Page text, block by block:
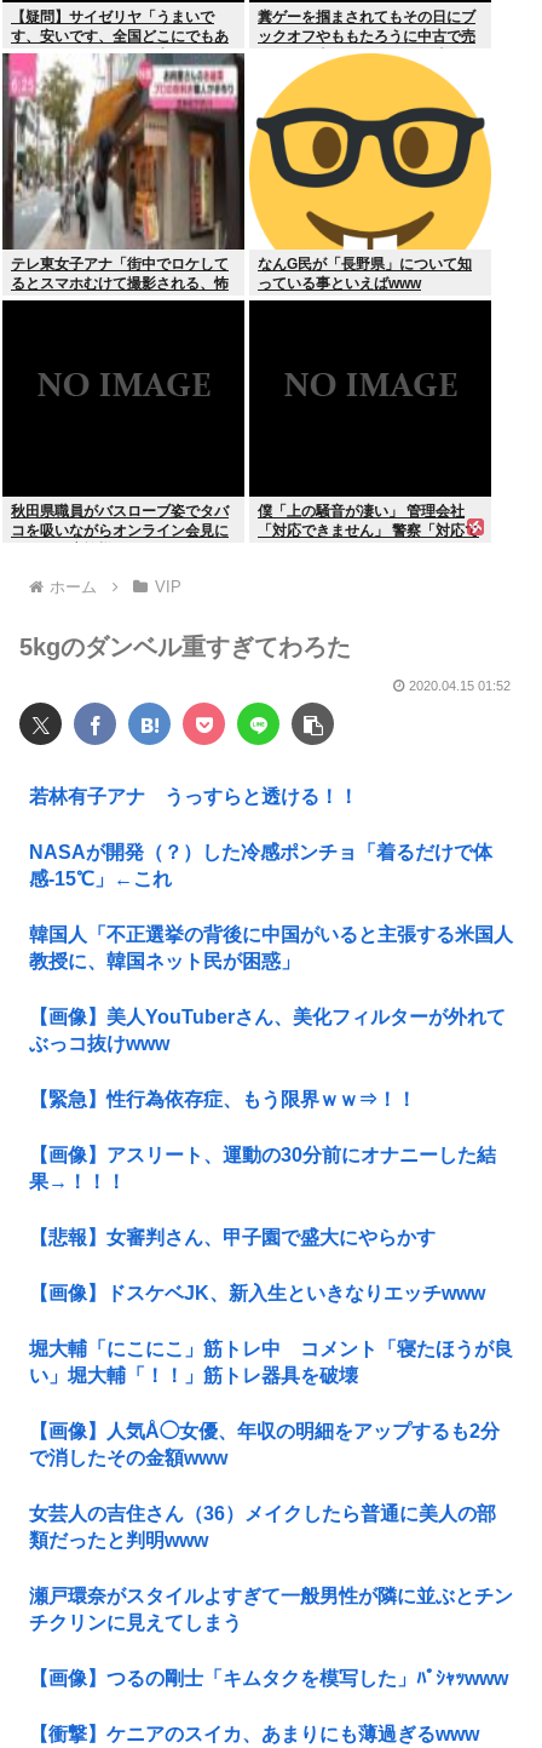
【疑問】サイゼリヤ「うまいで
す、安いです、全国どこにでもあ
ります」←こいつの弱点
糞ゲーを掴まされてもその日にブ
ックオフやももたろうに中古で売
りつける事ができなくなる時代に
テレ東女子アナ「街中でロケして
るとスマホむけて撮影される、怖
いからやめてね」
なんG民が「長野県」について知
っている事といえばwww
秋田県職員がバスローブ姿でタバ
コを吸いながらオンライン会見に
僕「上の騒音が凄い」 管理会社
「対応できません」 警察「対応で
ホーム VIP
5kgのダンベル重すぎてわろた
2020.04.15 01:52
若林有子アナ うっすらと透ける！！
NASAが開発（？）した冷感ポンチョ「着るだけで体
感-15℃」←これ
韓国人「不正選挙の背後に中国がいると主張する米国人
教授に、韓国ネット民が困惑」
【画像】美人YouTuberさん、美化フィルターが外れて
ぶっコ抜けwww
【緊急】性行為依存症、もう限界ｗｗ⇒！！
【画像】アスリート、運動の30分前にオナニーした結
果→！！！
【悲報】女審判さん、甲子園で盛大にやらかす
【画像】ドスケベJK、新入生といきなりエッチwww
堀大輔「にこにこ」筋トレ中 コメント「寝たほうが良
い」堀大輔「！！」筋トレ器具を破壊
【画像】人気Å◯女優、年収の明細をアップするも2分
で消したその金額www
女芸人の吉住さん（36）メイクしたら普通に美人の部
類だったと判明www
瀬戸環奈がスタイルよすぎて一般男性が隣に並ぶとチン
チクリンに見えてしまう
【画像】つるの剛士「キムタクを模写した」ﾊﾟｼｬｯwww
【衝撃】ケニアのスイカ、あまりにも薄過ぎるwww